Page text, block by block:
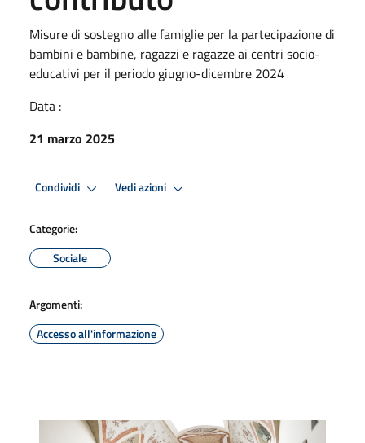
Misure di sostegno alle famiglie per la partecipazione di
bambini e bambine, ragazzi e ragazze ai centri socio-
educativi per il periodo giugno-dicembre 2024
Data :
21 marzo 2025
Condividi Vedi azioni
Categorie:
Sociale
Argomenti:
Accesso all'informazione